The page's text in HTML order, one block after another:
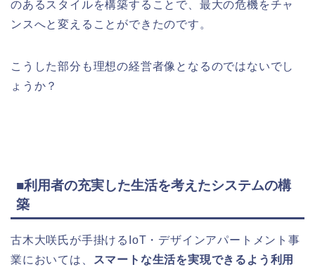
のあるスタイルを構築することで、最大の危機をチャ
ンスへと変えることができたのです。
こうした部分も理想の経営者像となるのではないでし
ょうか？
■利用者の充実した生活を考えたシステムの構
築
古木大咲氏が手掛けるIoT・デザインアパートメント事
業においては、
スマートな生活を実現できるよう利用